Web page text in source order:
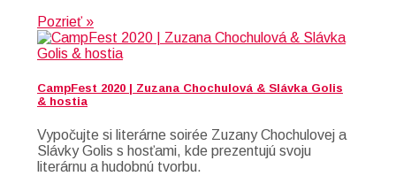
Pozrieť »
CampFest 2020 | Zuzana Chochulová & Slávka Golis
& hostia
Vypočujte si literárne soirée Zuzany Chochulovej a
Slávky Golis s hosťami, kde prezentujú svoju
literárnu a hudobnú tvorbu.